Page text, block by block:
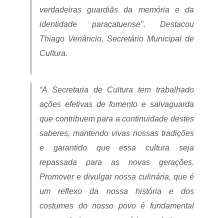
verdadeiras guardiãs da memória e da
identidade paracatuense". Destacou
Thiago Venâncio, Secretário Municipal de
Cultura.
“A Secretaria de Cultura tem trabalhado
ações efetivas de fomento e salvaguarda
que contribuem para a continuidade destes
saberes, mantendo vivas nossas tradições
e garantido que essa cultura seja
repassada para as novas gerações.
Promover e divulgar nossa culinária, que é
um reflexo da nossa história e dos
costumes do nosso povo é fundamental